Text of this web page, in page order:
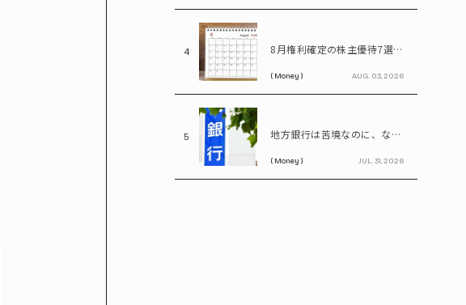
4 8月権利確定の株主優待7選 イオン、無印、U-NEXT…今買いたい人気銘柄を紹介
( Money ) AUG. 03, 2026
5 地方銀行は苦境なのに、なぜ地銀株は上がる? 再編期待で注目の割安株を読み解く
( Money ) JUL. 31, 2026